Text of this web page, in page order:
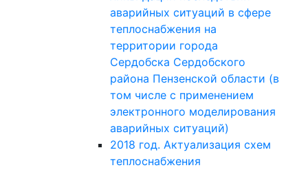
аварийных ситуаций в сфере
теплоснабжения на
территории города
Сердобска Сердобского
района Пензенской области (в
том числе с применением
электронного моделирования
аварийных ситуаций)
2018 год. Актуализация схем
теплоснабжения